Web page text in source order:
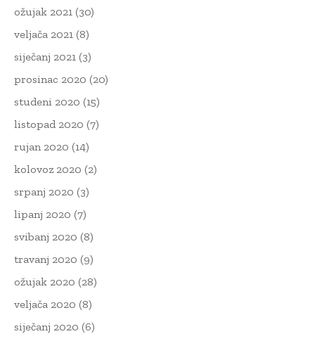
ožujak 2021 (30)
veljača 2021 (8)
siječanj 2021 (3)
prosinac 2020 (20)
studeni 2020 (15)
listopad 2020 (7)
rujan 2020 (14)
kolovoz 2020 (2)
srpanj 2020 (3)
lipanj 2020 (7)
svibanj 2020 (8)
travanj 2020 (9)
ožujak 2020 (28)
veljača 2020 (8)
siječanj 2020 (6)